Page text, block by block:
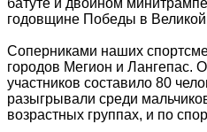
годовщине Победы в
Соперниками наших
городов Мегион и Лангепас.
участников составило 80
разыгрывали среди
возрастных группах, и по